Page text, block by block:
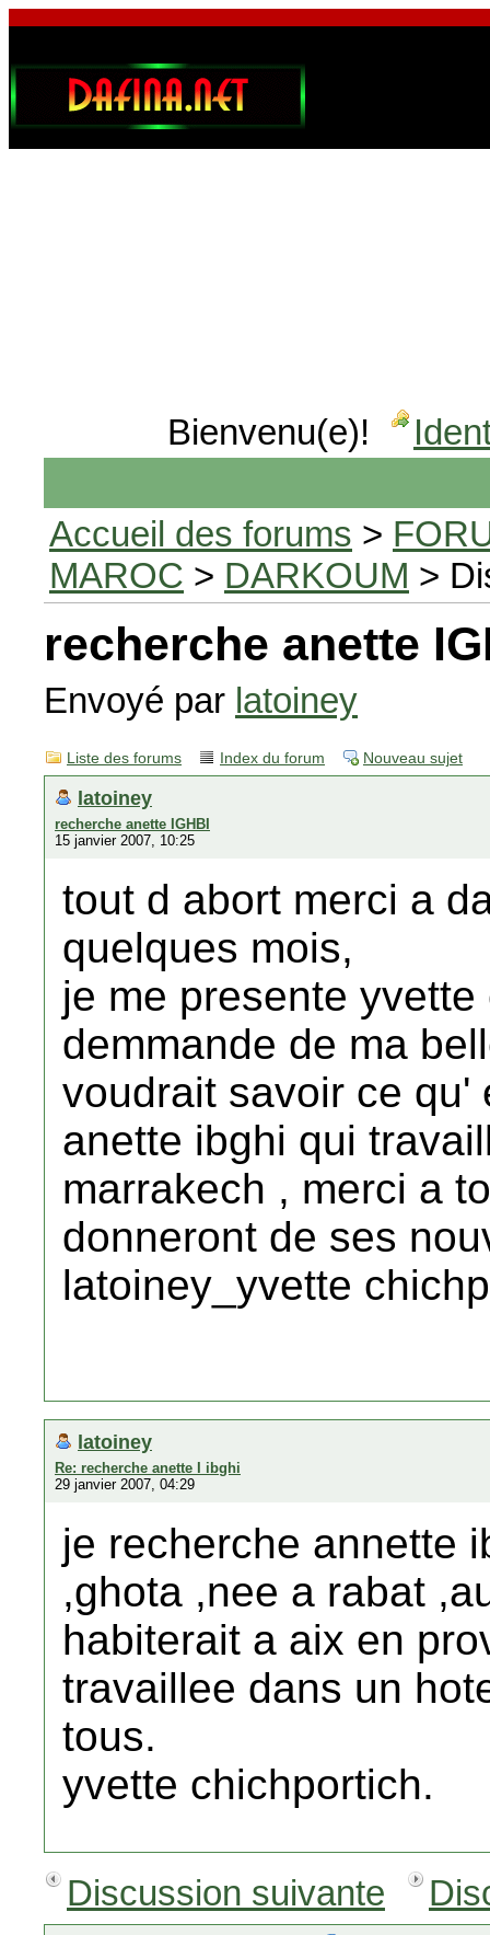
Bienvenu(e)!
Accueil des forums >
MAROC > DARKOUM >
recherche anette
Envoyé par latoiney
Liste des forums Index du forum Nouveau sujet
latoiney
recherche anette IGHBI
15 janvier 2007, 10:25
tout d abort merci a
quelques mois,
je me presente
demmande de ma
voudrait savoir ce qu'
anette ibghi qui
marrakech , merci a
donneront de ses
latoiney_yvette
latoiney
Re: recherche anette I ibghi
29 janvier 2007, 04:29
je recherche annette
,ghota ,nee a rabat
habiterait a aix en
travaillee dans un
tous.
yvette chichportich.
Discussion suivante